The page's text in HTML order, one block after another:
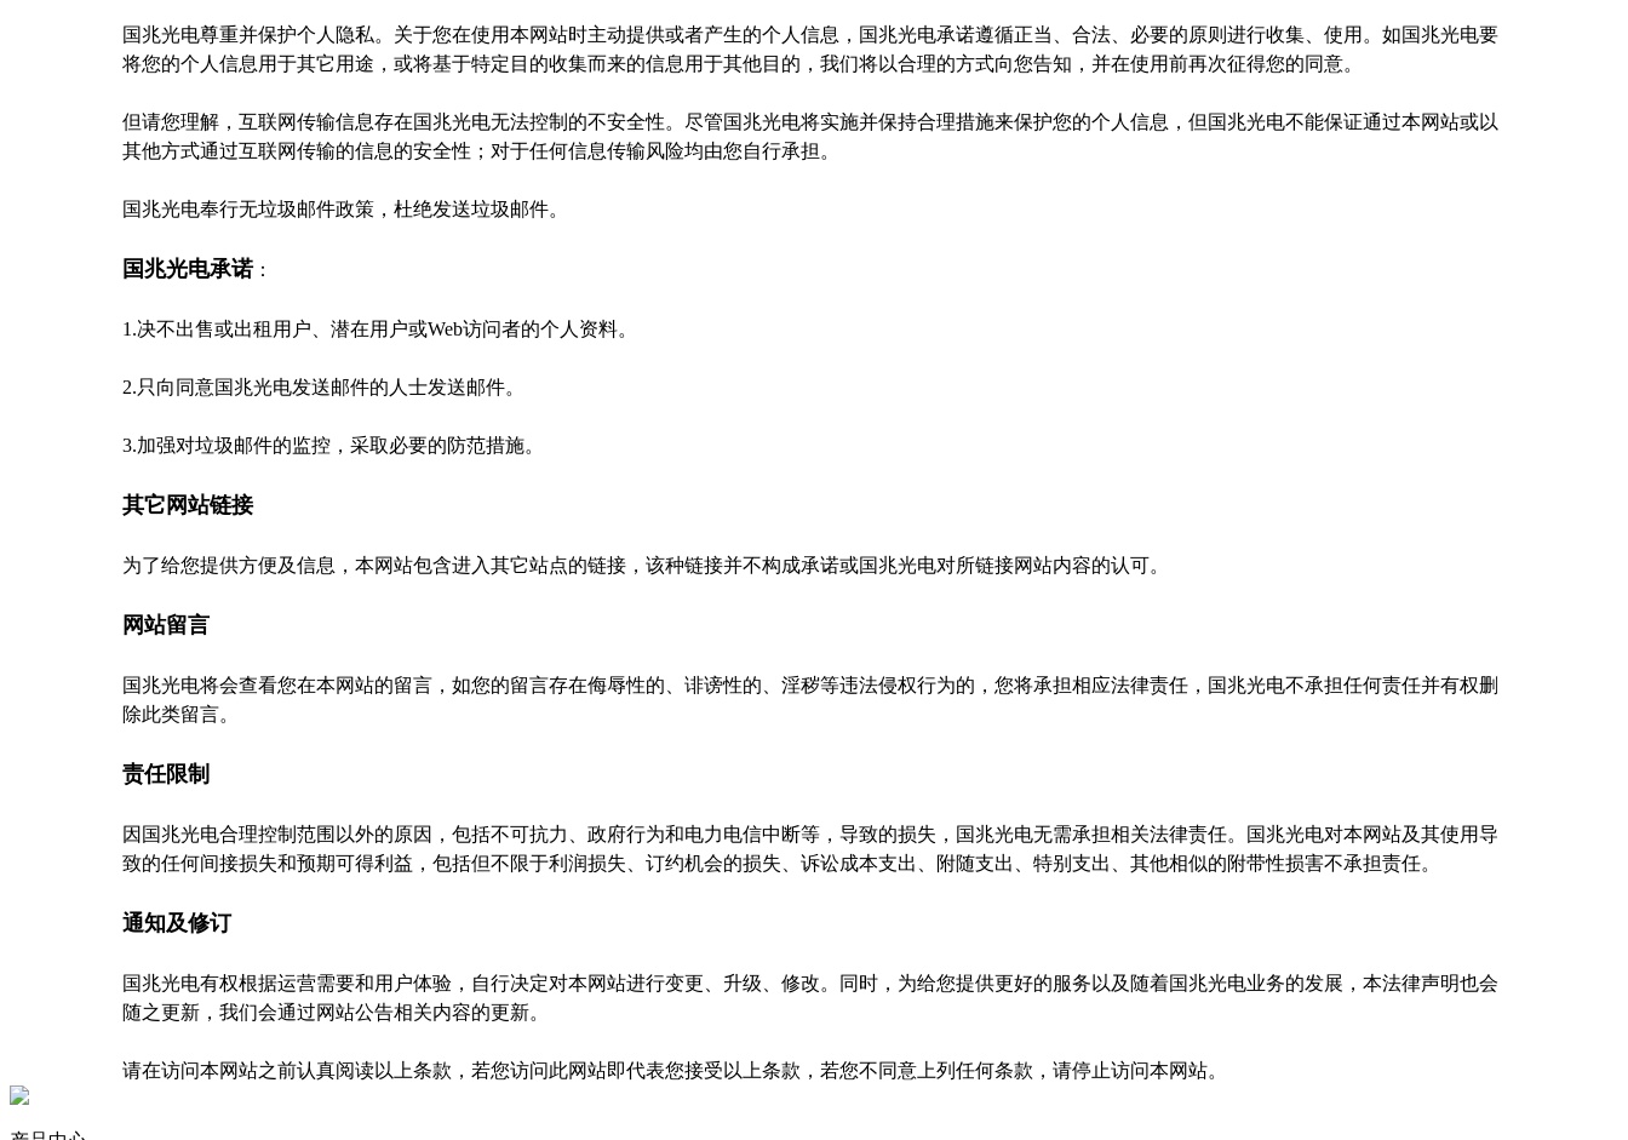
国兆光电尊重并保护个人隐私。关于您在使用本网站时主动提供或者产生的个人信息，国兆光电承诺遵循正当、合法、必要的原则进行收集、使用。如国兆光电要
将您的个人信息用于其它用途，或将基于特定目的收集而来的信息用于其他目的，我们将以合理的方式向您告知，并在使用前再次征得您的同意。
但请您理解，互联网传输信息存在国兆光电无法控制的不安全性。尽管国兆光电将实施并保持合理措施来保护您的个人信息，但国兆光电不能保证通过本网站或以
其他方式通过互联网传输的信息的安全性；对于任何信息传输风险均由您自行承担。
国兆光电奉行无垃圾邮件政策，杜绝发送垃圾邮件。
国兆光电承诺：
1.决不出售或出租用户、潜在用户或Web访问者的个人资料。
2.只向同意国兆光电发送邮件的人士发送邮件。
3.加强对垃圾邮件的监控，采取必要的防范措施。
其它网站链接
为了给您提供方便及信息，本网站包含进入其它站点的链接，该种链接并不构成承诺或国兆光电对所链接网站内容的认可。
网站留言
国兆光电将会查看您在本网站的留言，如您的留言存在侮辱性的、诽谤性的、淫秽等违法侵权行为的，您将承担相应法律责任，国兆光电不承担任何责任并有权删
除此类留言。
责任限制
因国兆光电合理控制范围以外的原因，包括不可抗力、政府行为和电力电信中断等，导致的损失，国兆光电无需承担相关法律责任。国兆光电对本网站及其使用导
致的任何间接损失和预期可得利益，包括但不限于利润损失、订约机会的损失、诉讼成本支出、附随支出、特别支出、其他相似的附带性损害不承担责任。
通知及修订
国兆光电有权根据运营需要和用户体验，自行决定对本网站进行变更、升级、修改。同时，为给您提供更好的服务以及随着国兆光电业务的发展，本法律声明也会
随之更新，我们会通过网站公告相关内容的更新。
请在访问本网站之前认真阅读以上条款，若您访问此网站即代表您接受以上条款，若您不同意上列任何条款，请停止访问本网站。